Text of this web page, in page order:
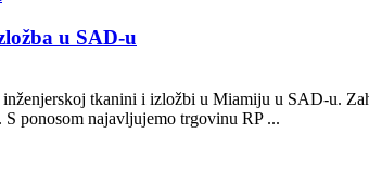
u SAD-u
tkanini i izložbi u Miamiju u SAD-u.
ponosom najavljujemo trgovinu RP ...